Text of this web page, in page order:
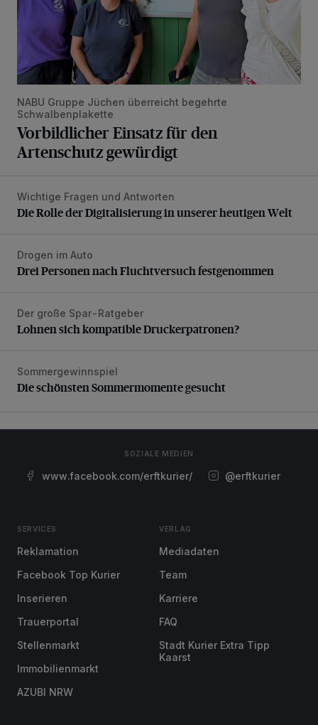
NABU Gruppe Jüchen überreicht begehrte
Schwalbenplakette
Vorbildlicher Einsatz für den
Artenschutz gewürdigt
Die Rolle der Digitalisierung in unserer heutigen Welt
Wichtige Fragen und Antworten
Die Rolle der Digitalisierung in unserer heutigen Welt
Drei Personen nach Fluchtversuch festgenommen
Drogen im Auto
Drei Personen nach Fluchtversuch festgenommen
Lohnen sich kompatible Druckerpatronen?
Der große Spar-Ratgeber
Lohnen sich kompatible Druckerpatronen?
Die schönsten Sommermomente gesucht
Sommergewinnspiel
Die schönsten Sommermomente gesucht
SOZIALE MEDIEN
www.facebook.com/erftkurier/ @erftkurier
SERVICES
Reklamation
Facebook Top Kurier
Inserieren
Trauerportal
Stellenmarkt
Immobilienmarkt
AZUBI NRW
VERLAG
Mediadaten
Team
Karriere
FAQ
Stadt Kurier Extra Tipp
Kaarst